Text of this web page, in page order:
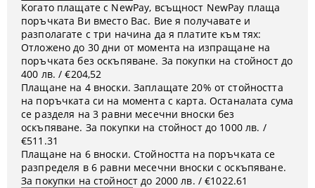
Когато плащате с NewPay, всъщност NewPay плаща
поръчката Ви вместо Вас. Вие я получавате и
разполагате с три начина да я платите към тях:
Отложено до 30 дни от момента на изпращане на
поръчката без оскъпяване. За покупки на стойност до
400 лв. / €204,52
Плащане на 4 вноски. Заплащате 20% от стойността
на поръчката си на момента с карта. Останалата сума
се разделя на 3 равни месечни вноски без
оскъпяване. За покупки на стойност до 1000 лв. /
€511.31
Плащане на 6 вноски. Стойността на поръчката се
разпределя в 6 равни месечни вноски с оскъпяване.
За покупки на стойност до 2000 лв. / €1022.61